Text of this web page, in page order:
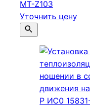
МТ-Z103
Уточнить цену